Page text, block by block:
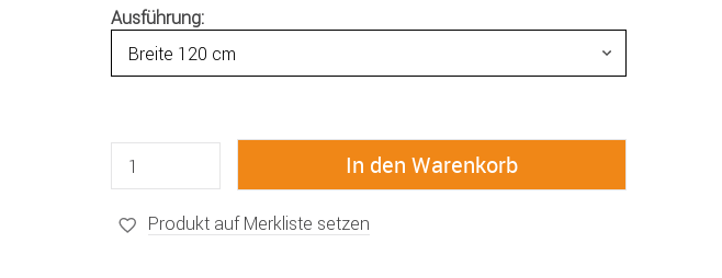
Ausführung:
Produkt auf Merkliste setzen